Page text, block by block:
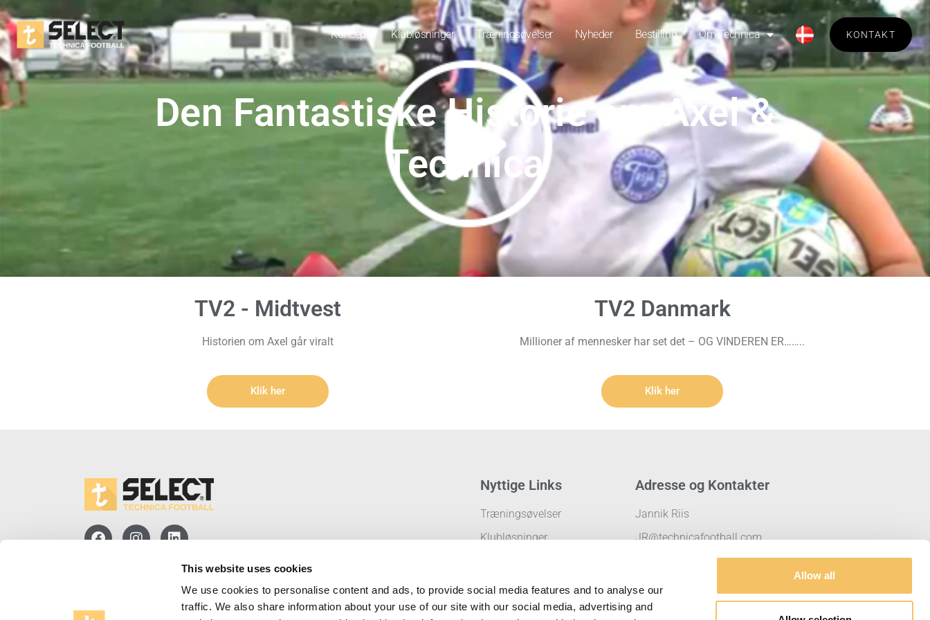
This website uses cookies
We use cookies to personalise content and ads, to provide social media features and to analyse our
traffic. We also share information about your use of our site with our social media, advertising and
Allow all
Koncept Klubløsninger Træningsøvelser Nyheder Bestilling Om Technica KONTAKT
Den Fantastiske Historie om Axel &
Technica
TV2 - Midtvest
Historien om Axel går viralt
Klik her
TV2 Danmark
Millioner af mennesker har set det – OG VINDEREN ER……..
Klik her
Nyttige Links
Træningsøvelser
Klubløsninger
Adresse og Kontakter
Jannik Riis
JR@technicafootball.com
CVR.36727659